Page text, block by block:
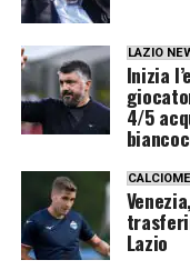
LAZIO
Inizia
4/5
Lazio